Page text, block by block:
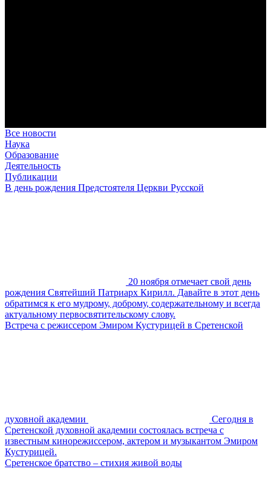
Все новости
Наука
Образование
Деятельность
Публикации
В день рождения Предстоятеля Церкви Русской
20 ноября отмечает свой день
рождения Святейший Патриарх Кирилл. Давайте в этот день
обратимся к его мудрому, доброму, содержательному и всегда
актуальному первосвятительскому слову.
Встреча с режиссером Эмиром Кустурицей в Сретенской
духовной академии
Сегодня в
Сретенской духовной академии состоялась встреча с
известным кинорежиссером, актером и музыкантом Эмиром
Кустурицей.
Сретенское братство – стихия живой воды